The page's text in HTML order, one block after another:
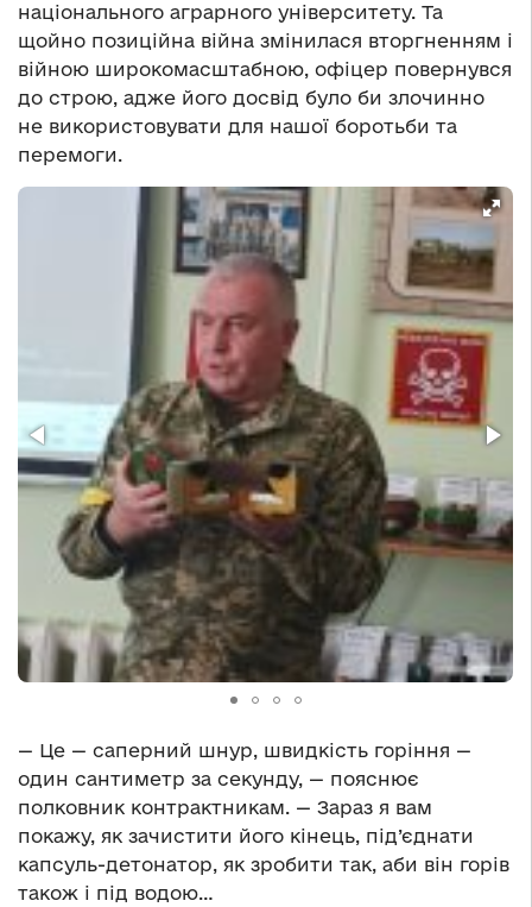
національного аграрного університету. Та
щойно позиційна війна змінилася вторгненням і
війною широкомасштабною, офіцер повернувся
до строю, адже його досвід було би злочинно
не використовувати для нашої боротьби та
перемоги.
— Це — саперний шнур, швидкість горіння —
один сантиметр за секунду, — пояснює
полковник контрактникам. — Зараз я вам
покажу, як зачистити його кінець, під’єднати
капсуль-детонатор, як зробити так, аби він горів
також і під водою…